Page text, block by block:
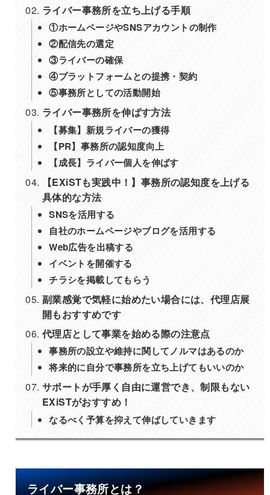
ライバー事務所を立ち上げる手順
①ホームページやSNSアカウントの制作
②配信先の選定
③ライバーの確保
④プラットフォームとの提携・契約
⑤事務所としての活動開始
ライバー事務所を伸ばす方法
【募集】新規ライバーの獲得
【PR】事務所の認知度向上
【成長】ライバー個人を伸ばす
【EXiSTも実践中！】事務所の認知度を上げる
具体的な方法
SNSを活用する
自社のホームページやブログを活用する
Web広告を出稿する
イベントを開催する
チラシを掲載してもらう
副業感覚で気軽に始めたい場合には、代理店展
開もおすすめです
代理店として事業を始める際の注意点
事務所の設立や維持に関してノルマはあるのか
将来的に自分で事務所を立ち上げてもいいのか
サポートが手厚く自由に運営でき、制限もない
EXiSTがおすすめ！
なるべく予算を抑えて伸ばしていきます
ライバー事務所とは？